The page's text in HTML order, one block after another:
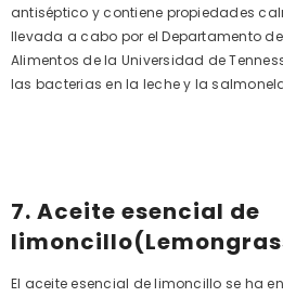
antiséptico y contiene propiedades
llevada a cabo por el Departamento
Alimentos de la Universidad de
las bacterias en la leche y la
7. Aceite esencial de
El aceite esencial de limoncillo se ha